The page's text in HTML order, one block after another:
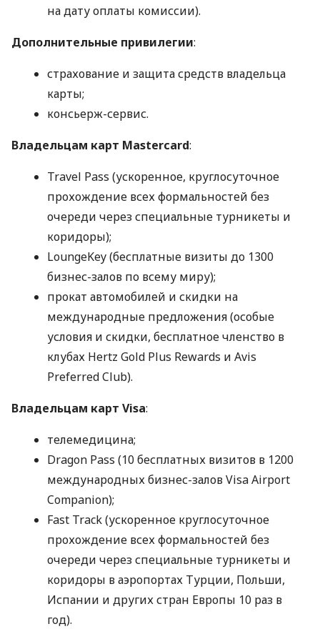
на дату оплаты комиссии).
Дополнительные привилегии:
страхование и защита средств владельца
карты;
консьерж-сервис.
Владельцам карт Mastercard:
Travel Pass (ускоренное, круглосуточное
прохождение всех формальностей без
очереди через специальные турникеты и
коридоры);
LoungeKey (бесплатные визиты до 1300
бизнес-залов по всему миру);
прокат автомобилей и скидки на
международные предложения (особые
условия и скидки, бесплатное членство в
клубах Hertz Gold Plus Rewards и Avis
Preferred Club).
Владельцам карт Visa:
телемедицина;
Dragon Pass (10 бесплатных визитов в 1200
международных бизнес-залов Visa Airport
Companion);
Fast Track (ускоренное круглосуточное
прохождение всех формальностей без
очереди через специальные турникеты и
коридоры в аэропортах Турции, Польши,
Испании и других стран Европы 10 раз в
год).